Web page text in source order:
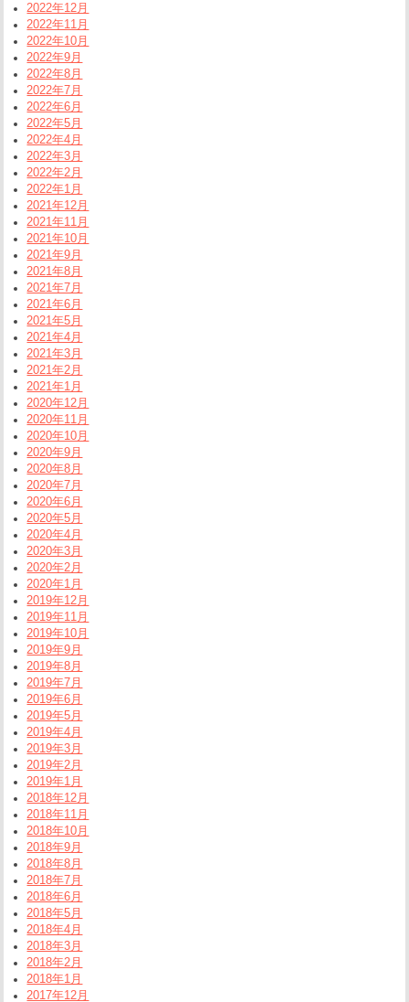
2022年12月
2022年11月
2022年10月
2022年9月
2022年8月
2022年7月
2022年6月
2022年5月
2022年4月
2022年3月
2022年2月
2022年1月
2021年12月
2021年11月
2021年10月
2021年9月
2021年8月
2021年7月
2021年6月
2021年5月
2021年4月
2021年3月
2021年2月
2021年1月
2020年12月
2020年11月
2020年10月
2020年9月
2020年8月
2020年7月
2020年6月
2020年5月
2020年4月
2020年3月
2020年2月
2020年1月
2019年12月
2019年11月
2019年10月
2019年9月
2019年8月
2019年7月
2019年6月
2019年5月
2019年4月
2019年3月
2019年2月
2019年1月
2018年12月
2018年11月
2018年10月
2018年9月
2018年8月
2018年7月
2018年6月
2018年5月
2018年4月
2018年3月
2018年2月
2018年1月
2017年12月